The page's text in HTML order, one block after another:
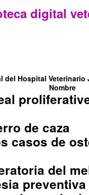
digital
del Hospital Veterinario
Nombre
de caza
casos de
del